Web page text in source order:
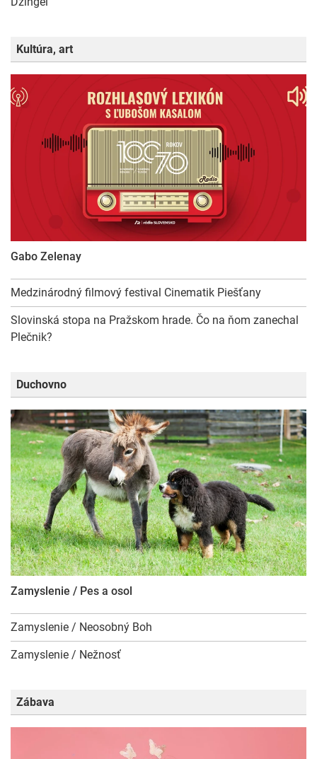
Kultúra, art
Gabo Zelenay
Medzinárodný filmový festival Cinematik Piešťany
Slovinská stopa na Pražskom hrade. Čo na ňom zanechal
Plečnik?
Duchovno
Zamyslenie / Pes a osol
Zamyslenie / Neosobný Boh
Zamyslenie / Nežnosť
Zábava